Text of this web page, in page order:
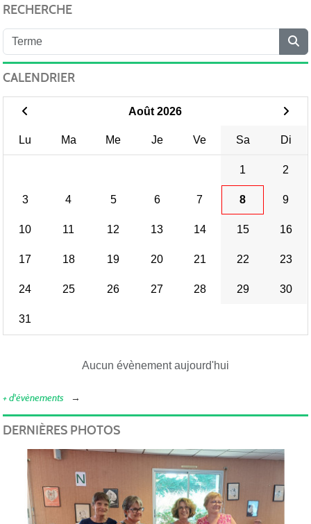
RECHERCHE
CALENDRIER
Août 2026
Lu Ma Me Je Ve Sa Di
1 2
3 4 5 6 7 8 9
10 11 12 13 14 15 16
17 18 19 20 21 22 23
24 25 26 27 28 29 30
31
Aucun évènement aujourd'hui
+ d'évènements
DERNIÈRES PHOTOS